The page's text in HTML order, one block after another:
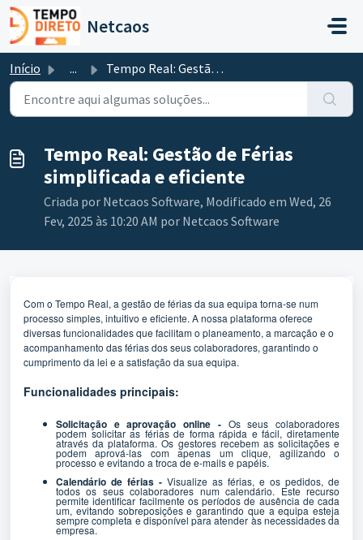
Avançar para o conteúdo principal
Netcaos
Início ... Tempo Real: Gestão de Férias simplificada e eficiente
Tempo Real: Gestão de Férias
simplificada e eficiente
Criada por Netcaos Software, Modificado em Wed, 26
Fev, 2025 às 10:20 AM por Netcaos Software
Com o Tempo Real, a gestão de férias da sua equipa torna-se num
processo simples, intuitivo e eficiente. A nossa plataforma oferece
diversas funcionalidades que facilitam o planeamento, a marcação e o
acompanhamento das férias dos seus colaboradores, garantindo o
cumprimento da lei e a satisfação da sua equipa.
Funcionalidades principais:
Solicitação e aprovação online - Os seus colaboradores
podem solicitar as férias de forma rápida e fácil, diretamente
através da plataforma. Os gestores recebem as solicitações e
podem aprová-las com apenas um clique, agilizando o
processo e evitando a troca de e-mails e papéis.
Calendário de férias - Visualize as férias, e os pedidos, de
todos os seus colaboradores num calendário. Este recurso
permite identificar facilmente os períodos de ausência de cada
um, evitando sobreposições e garantindo que a equipa esteja
sempre completa e disponível para atender às necessidades da
empresa.